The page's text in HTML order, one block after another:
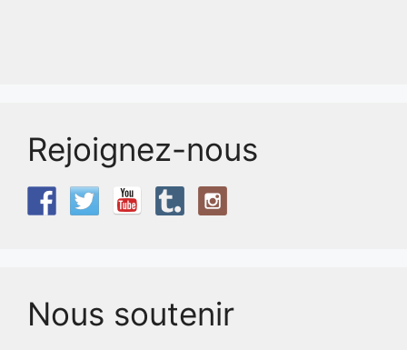
Rejoignez-nous
Nous soutenir